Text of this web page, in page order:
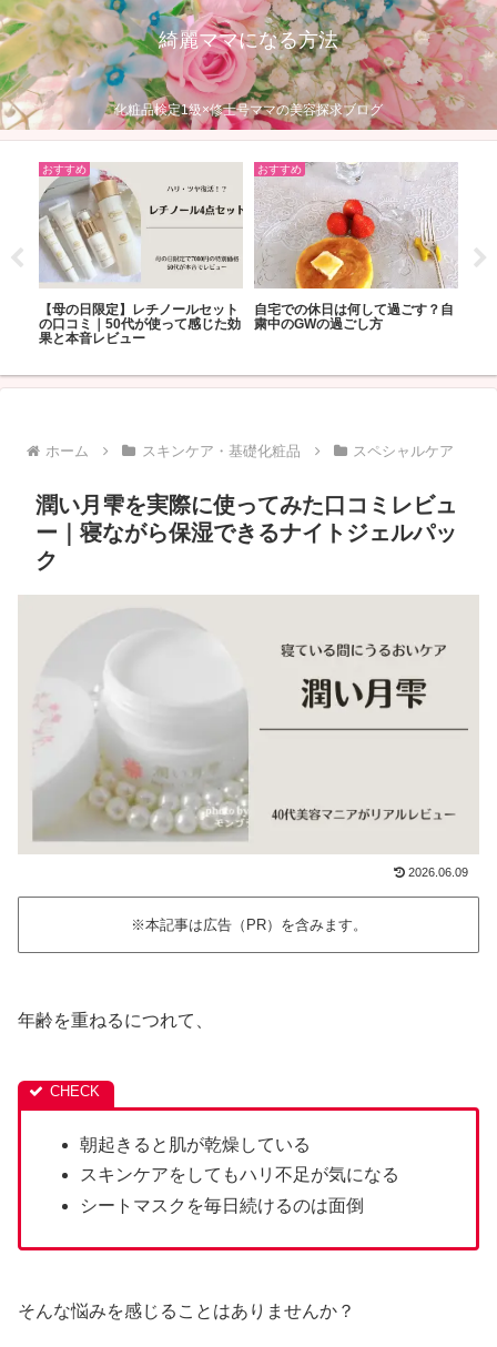
綺麗ママになる方法
化粧品検定1級×修士号ママの美容探求ブログ
おすすめ
【母の日限定】レチノールセット
の口コミ｜50代が使って感じた効
果と本音レビュー
おすすめ
自宅での休日は何して過ごす？自
粛中のGWの過ごし方
ホーム スキンケア・基礎化粧品 スペシャルケア
潤い月雫を実際に使ってみた口コミレビュ
ー｜寝ながら保湿できるナイトジェルパッ
ク
2026.06.09
※本記事は広告（PR）を含みます。
年齢を重ねるにつれて、
朝起きると肌が乾燥している
スキンケアをしてもハリ不足が気になる
シートマスクを毎日続けるのは面倒
そんな悩みを感じることはありませんか？